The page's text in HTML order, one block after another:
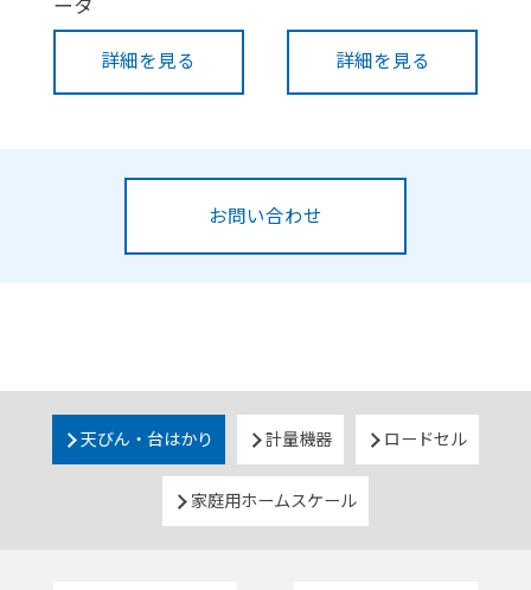
ータ
詳細を見る 詳細を見る
お問い合わせ
天びん・台はかり 計量機器 ロードセル
家庭用ホームスケール